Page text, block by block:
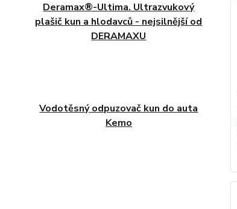
Deramax®-Ultima. Ultrazvukový
plašič kun a hlodavců - nejsilnější od
DERAMAXU
Vodotěsný odpuzovač kun do auta
Kemo